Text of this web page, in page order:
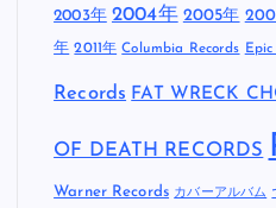
2003年 2004年 2005年
年 2011年 Columbia Records
Records FAT WRECK
OF DEATH RECORDS
Warner Records カバーアルバム